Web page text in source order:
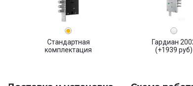
Стандартная
комплектация
Гардиан
(+1939 руб)